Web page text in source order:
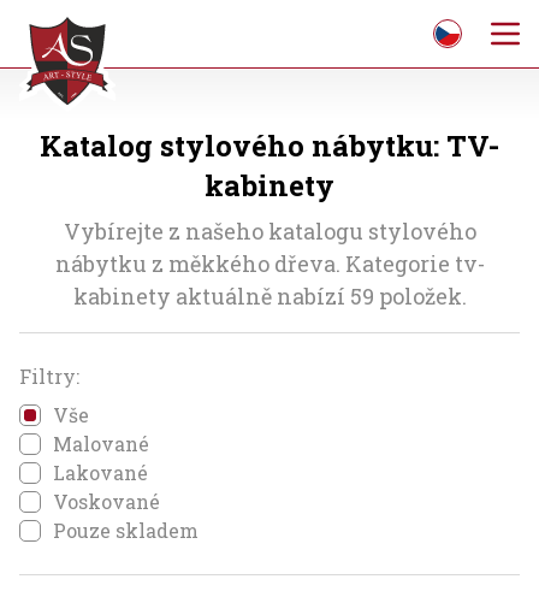
Katalog stylového nábytku: TV-
kabinety
Vybírejte z našeho katalogu stylového
nábytku z měkkého dřeva. Kategorie tv-
kabinety aktuálně nabízí 59 položek.
Filtry:
Vše
Malované
Lakované
Voskované
Pouze skladem